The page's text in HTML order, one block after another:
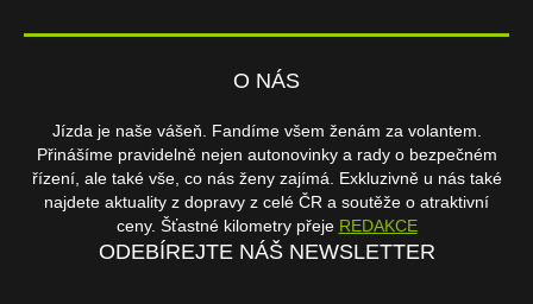
O NÁS
Jízda je naše vášeň. Fandíme všem ženám za volantem.
Přinášíme pravidelně nejen autonovinky a rady o bezpečném
řízení, ale také vše, co nás ženy zajímá. Exkluzivně u nás také
najdete aktuality z dopravy z celé ČR a soutěže o atraktivní
ceny. Šťastné kilometry přeje REDAKCE
ODEBÍREJTE NÁŠ NEWSLETTER